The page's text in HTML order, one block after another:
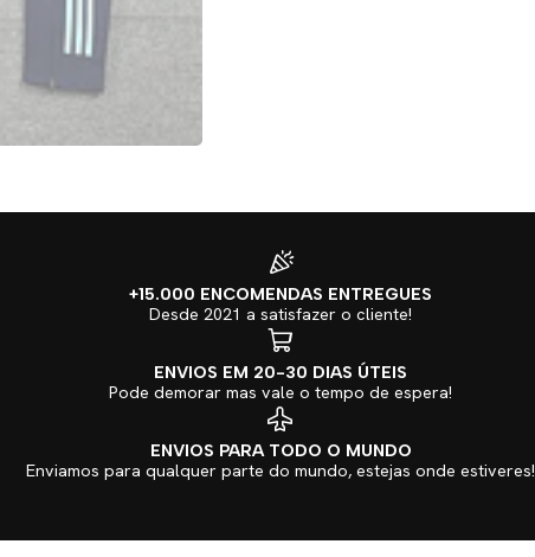
+15.000 ENCOMENDAS ENTREGUES
Desde 2021 a satisfazer o cliente!
ENVIOS EM 20-30 DIAS ÚTEIS
Pode demorar mas vale o tempo de espera!
ENVIOS PARA TODO O MUNDO
Enviamos para qualquer parte do mundo, estejas onde estiveres!